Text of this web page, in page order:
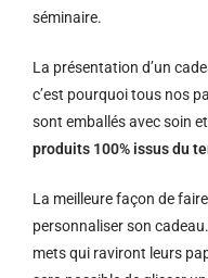
séminaire.
La présentation d’un
c’est pourquoi tous nos
sont emballés avec soin
produits 100% issus du
La meilleure façon de
personnaliser son
mets qui raviront leurs